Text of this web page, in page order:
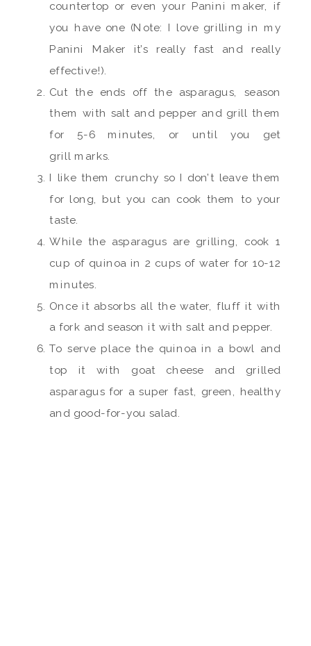
countertop or even your Panini maker, if
you have one (Note: I love grilling in my
Panini Maker it’s really fast and really
effective!).
Cut the ends off the asparagus, season
them with salt and pepper and grill them
for 5-6 minutes, or until you get
grill marks.
I like them crunchy so I don’t leave them
for long, but you can cook them to your
taste.
While the asparagus are grilling, cook 1
cup of quinoa in 2 cups of water for 10-12
minutes.
Once it absorbs all the water, fluff it with
a fork and season it with salt and pepper.
To serve place the quinoa in a bowl and
top it with goat cheese and grilled
asparagus for a super fast, green, healthy
and good-for-you salad.